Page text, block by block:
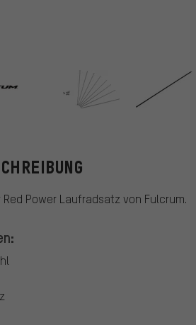
Fulcrum
Power Laufradsatz von Fulcrum.